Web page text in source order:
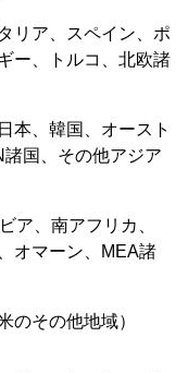
リア、スペイン、ポ
ー、トルコ、北欧諸
本、韓国、オースト
国、その他アジア
ア、南アフリカ、
オマーン、MEA諸
のその他地域）